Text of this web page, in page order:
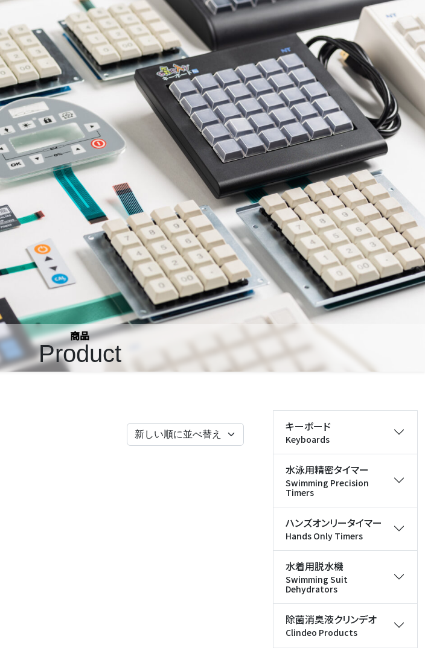
商品
Product
キーボード
Keyboards
水泳用精密タイマー
Swimming Precision
Timers
ハンズオンリータイマー
Hands Only Timers
水着用脱水機
Swimming Suit
Dehydrators
除菌消臭液クリンデオ
Clindeo Products